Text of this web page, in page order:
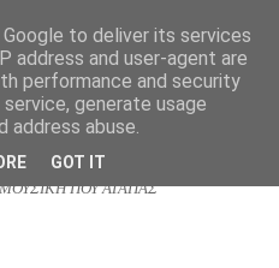
ΠΟΥ ΑΓΑΠΑΣ
to deliver its services
address and user-agent are
performance and security
generate usage
abuse.
GOT IT